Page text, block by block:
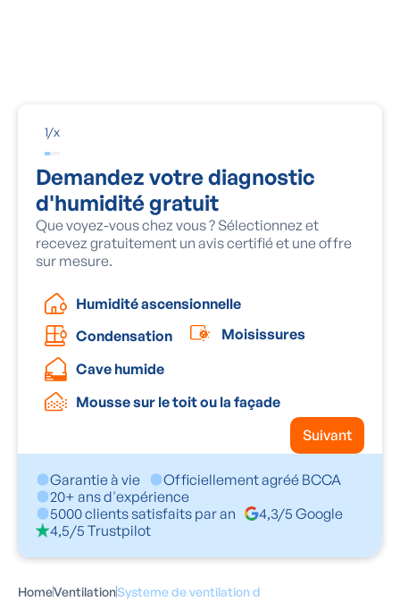
1/x
Demandez votre diagnostic
d'humidité gratuit
Que voyez-vous chez vous ? Sélectionnez et
recevez gratuitement un avis certifié et une offre
sur mesure.
Humidité ascensionnelle
Condensation
Moisissures
Cave humide
Mousse sur le toit ou la façade
Suivant
Garantie à vie
Officiellement agréé BCCA
20+ ans d'expérience
5000 clients satisfaits par an
4,3/5 Google
4,5/5 Trustpilot
HomeVentilationSysteme de ventilation d